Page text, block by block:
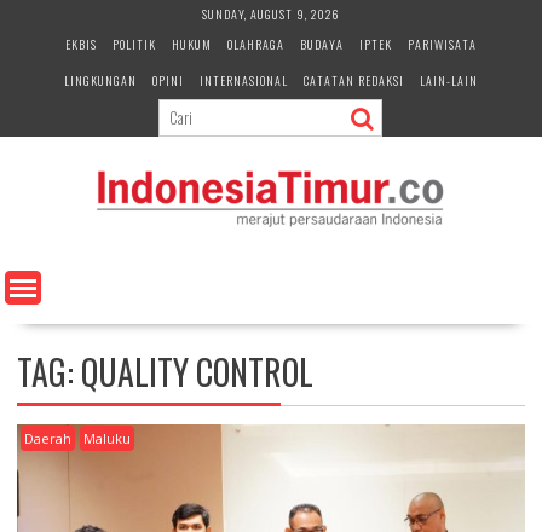
e
n
SUNDAY, AUGUST 9, 2026
EKBIS
POLITIK HUKUM OLAHRAGA BUDAYA IPTEK
PARIWISATA
LINGKUNGAN
OPINI INTERNASIONAL CATATAN REDAKSI LAIN-LAIN
TAG:QUALITY CONTROL
Daerah Maluku